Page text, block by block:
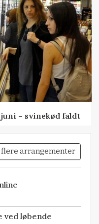
– svinekød faldt
flere arrangementer
ved løbende